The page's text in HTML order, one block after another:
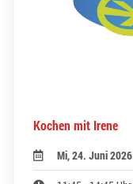
Kochen mit Irene
Mi, 24. Juni 2026